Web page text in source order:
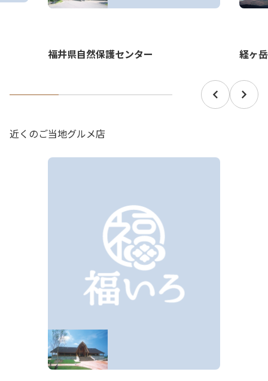
福井県自然保護センター 経ヶ岳
近くのご当地グルメ店